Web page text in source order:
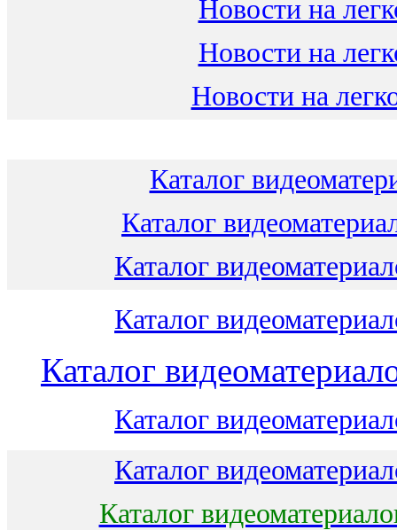
Новости на
Новости на
Новости на
Каталог
Каталог
Каталог
Каталог
Каталог
Каталог
Каталог
Каталог